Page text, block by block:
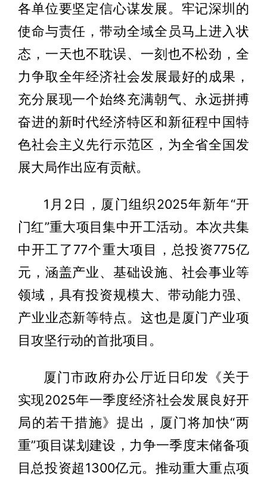
各单位要坚定信心谋发展。牢记深圳的
使命与责任，带动全域全员马上进入状
态，一天也不耽误、一刻也不松劲，全
力争取全年经济社会发展最好的成果，
充分展现一个始终充满朝气、永远拼搏
奋进的新时代经济特区和新征程中国特
色社会主义先行示范区，为全省全国发
展大局作出应有贡献。
1月2日，厦门组织2025年新年“开
门红”重大项目集中开工活动。本次共集
中开工了77个重大项目，总投资775亿
元，涵盖产业、基础设施、社会事业等
领域，具有投资规模大、带动能力强、
产业业态新等特点。这也是厦门产业项
目攻坚行动的首批项目。
厦门市政府办公厅近日印发《关于
实现2025年一季度经济社会发展良好开
局的若干措施》提出，厦门将加快“两
重”项目谋划建设，力争一季度末储备项
目总投资超1300亿元。推动重大重点项